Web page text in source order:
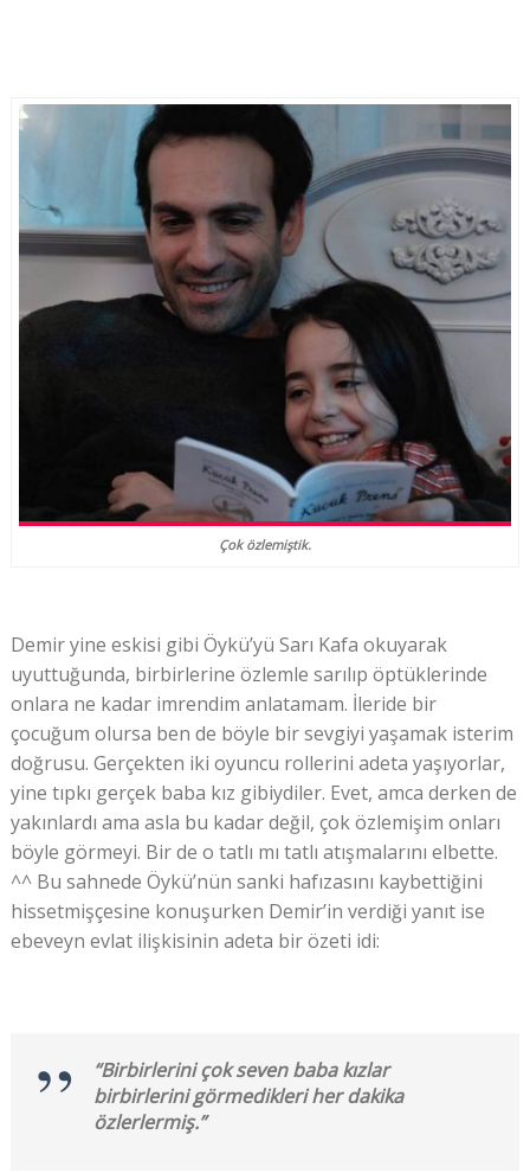
Çok özlemiştik.
Demir yine eskisi gibi Öykü’yü Sarı Kafa okuyarak
uyuttuğunda, birbirlerine özlemle sarılıp öptüklerinde
onlara ne kadar imrendim anlatamam. İleride bir
çocuğum olursa ben de böyle bir sevgiyi yaşamak isterim
doğrusu. Gerçekten iki oyuncu rollerini adeta yaşıyorlar,
yine tıpkı gerçek baba kız gibiydiler. Evet, amca derken de
yakınlardı ama asla bu kadar değil, çok özlemişim onları
böyle görmeyi. Bir de o tatlı mı tatlı atışmalarını elbette.
^^ Bu sahnede Öykü’nün sanki hafızasını kaybettiğini
hissetmişçesine konuşurken Demir’in verdiği yanıt ise
ebeveyn evlat ilişkisinin adeta bir özeti idi:
“Birbirlerini çok seven baba kızlar
birbirlerini görmedikleri her dakika
özlerlermiş.”